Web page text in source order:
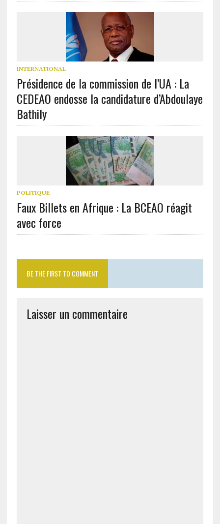
INTERNATIONAL
Présidence de la commission de l’UA : La
CEDEAO endosse la candidature d’Abdoulaye
Bathily
POLITIQUE
Faux Billets en Afrique : La BCEAO réagit
avec force
BE THE FIRST TO COMMENT
Laisser un commentaire